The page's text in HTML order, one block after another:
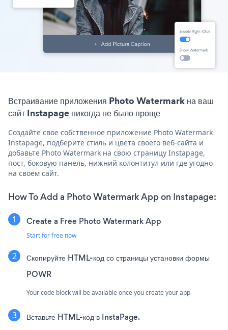
Встраивание приложения Photo Watermark на ваш
сайт Instapage никогда не было проще
Создайте свое собственное приложение Photo Watermark
Instapage, подберите стиль и цвета своего веб-сайта и
добавьте Photo Watermark на свою страницу Instapage,
пост, боковую панель, нижний колонтитул или где угодно
на своем сайт.
How To Add a Photo Watermark App on Instapage:
Create a Free Photo Watermark App
Start for free now
Скопируйте HTML-код со страницы установки формы
POWR
Your code block will be available once you create your app
Вставьте HTML-код в InstaPage.